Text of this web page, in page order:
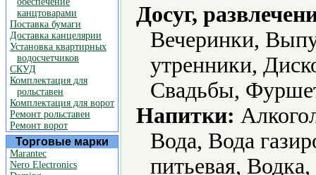
канцтоварами
Поставка бумаги
Доставка канцелярии
Установка квартирных
водосчетчиков
СКУД
Комплектация для
рольставен
Комплектация для ворот
Ремонт рольставен
Ремонт ворот
Торговые марки
Marantec
Nero Electronics
Досуг,
Вечеринки,
утренники,
Свадьбы,
Напитки:
Вода, Вода
питьевая,